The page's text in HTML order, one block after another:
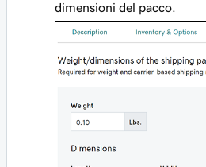
dimensioni del pacco.